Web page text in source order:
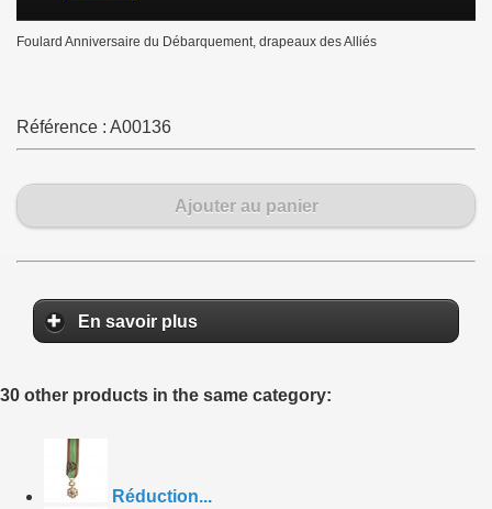
Foulard Anniversaire du Débarquement, drapeaux des Alliés
Référence : A00136
Ajouter au panier
En savoir plus
30 other products in the same category:
Réduction...